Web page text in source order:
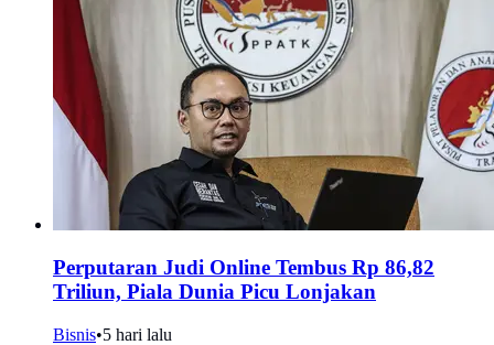
Perputaran Judi Online Tembus Rp 86,82
Triliun, Piala Dunia Picu Lonjakan
Bisnis•5 hari lalu